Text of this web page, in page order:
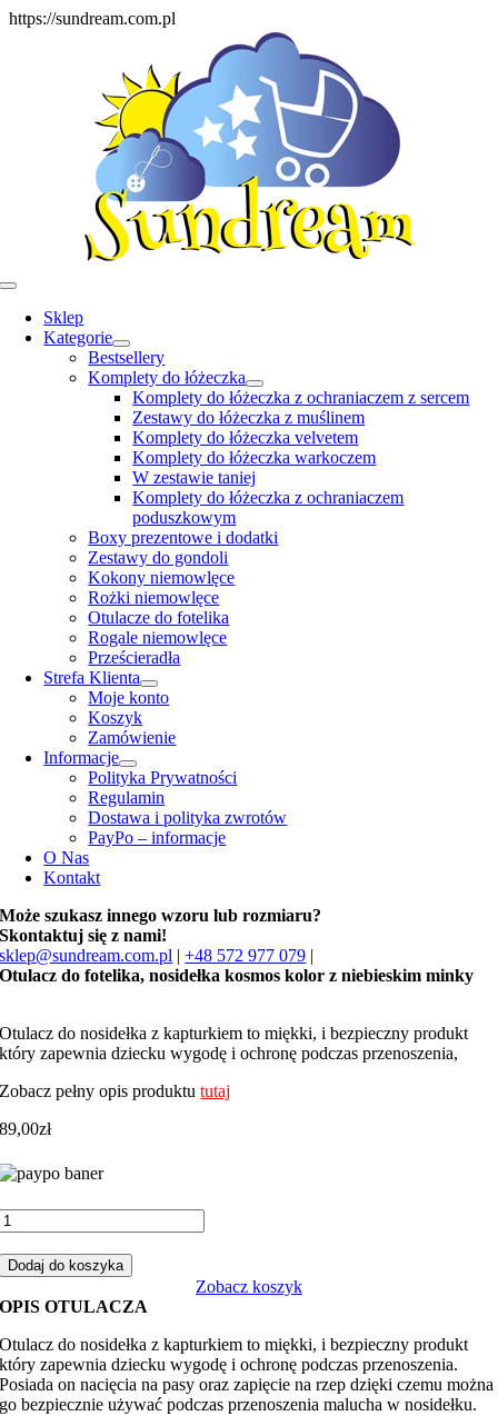
https://sundream.com.pl
content
Toggle
Navigation
Sklep
Kategorie
Bestsellery
Komplety do łóżeczka
Komplety do łóżeczka z ochraniaczem z sercem
Zestawy do łóżeczka z muślinem
Komplety do łóżeczka velvetem
Komplety do łóżeczka warkoczem
W zestawie taniej
Komplety do łóżeczka z ochraniaczem
poduszkowym
Boxy prezentowe i dodatki
Zestawy do gondoli
Kokony niemowlęce
Rożki niemowlęce
Otulacze do fotelika
Rogale niemowlęce
Prześcieradła
Strefa Klienta
Moje konto
Koszyk
Zamówienie
Informacje
Polityka Prywatności
Regulamin
Dostawa i polityka zwrotów
PayPo – informacje
O Nas
Kontakt
Może szukasz innego wzoru lub rozmiaru?
Skontaktuj się z nami!
sklep@sundream.com.pl |+48 572 977 079 |
Otulacz do fotelika, nosidełka kosmos kolor z niebieskim minky
Otulacz do nosidełka z kapturkiem to miękki, i bezpieczny produkt
który zapewnia dziecku wygodę i ochronę podczas przenoszenia,
Zobacz pełny opis produktututaj
89,00zł
Dodaj do koszyka
Zobacz koszyk
OPIS OTULACZA
Otulacz do nosidełka z kapturkiem to miękki, i bezpieczny produkt
który zapewnia dziecku wygodę i ochronę podczas przenoszenia.
Posiada on nacięcia na pasy oraz zapięcie na rzep dzięki czemu można
go bezpiecznie używać podczas przenoszenia malucha w nosidełku.